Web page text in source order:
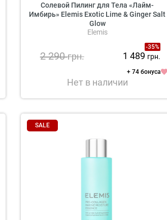
Солевой Пилинг для Тела «Лайм-
Имбирь» Elemis Exotic Lime & Ginger Salt
Glow
Elemis
-35%
2 290грн. 1 489 грн.
+ 74 бонуса
Нет в наличии
SALE